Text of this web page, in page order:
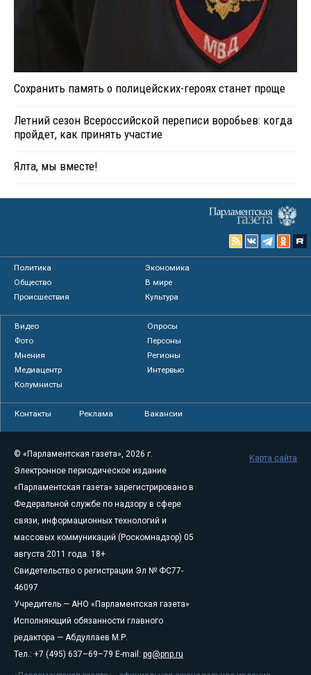
Сохранить память о полицейских-героях станет проще
Летний сезон Всероссийской переписи воробьев: когда
пройдет, как принять участие
Ялта, мы вместе!
Политика
Экономика
Общество
В мире
Происшествия
Культура
Видео
Опросы
Фото
Персоны
Мнения
Регионы
Медиацентр
Интервью
Колумнисты
Контакты Реклама Вакансии
© «Парламентская газета», 2026 г.
Электронное периодическое издание
«Парламентская газета» зарегистрировано в
Федеральной службе по надзору в сфере
связи, информационных технологий и
массовых коммуникаций (Роскомнадзор) 05
августа 2011 года. 18+
Свидетельство о регистрации Эл № ФС77-
46097
Учредитель — АНО «Парламентская газета»
Исполняющий обязанности главного
редактора — Абдуллаев М.Р.
Тел.: +7 (495) 637–69–79 E-mail: pg@pnp.ru
Карта сайта